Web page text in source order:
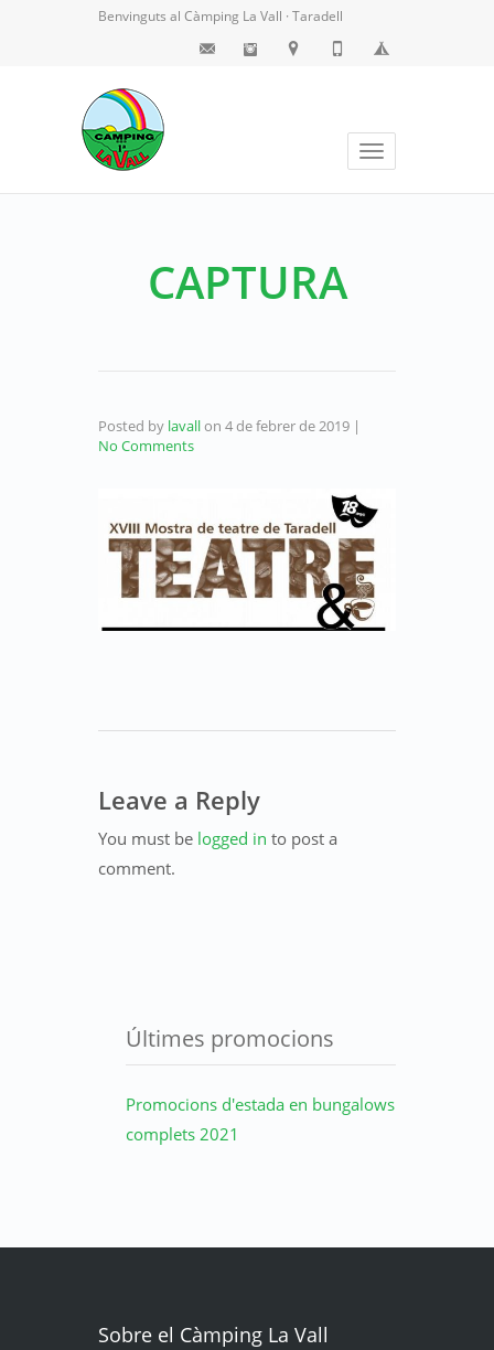
Benvinguts al Càmping La Vall · Taradell
Toggle
navigation
CAPTURA
Posted by lavallon 4 de febrer de 2019 |
No Comments
Leave a Reply
You must be logged in to post a
comment.
Últimes promocions
Promocions d'estada en bungalows
complets 2021
Sobre el Càmping La Vall